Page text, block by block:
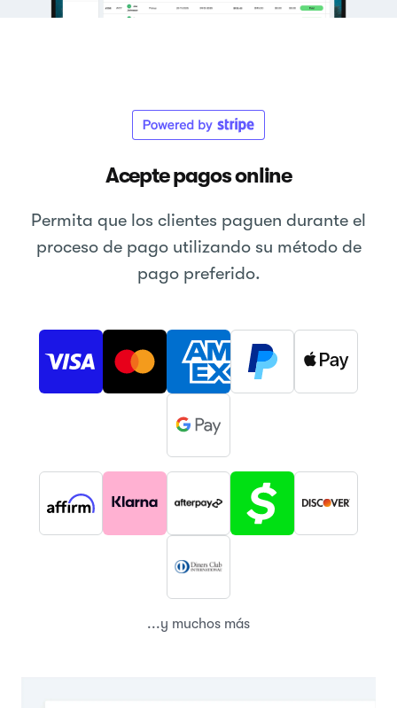
Acepte pagos online
Permita que los clientes paguen durante el
proceso de pago utilizando su método de
pago preferido.
...y muchos más